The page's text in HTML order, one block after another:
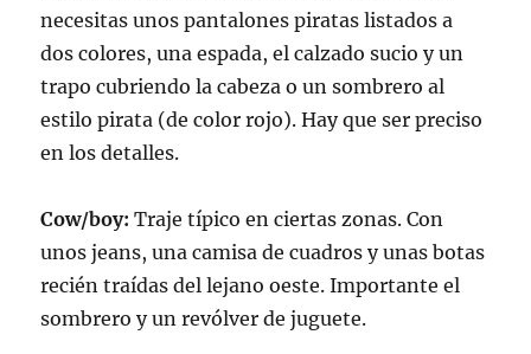
necesitas unos pantalones piratas listados a
dos colores, una espada, el calzado sucio y un
trapo cubriendo la cabeza o un sombrero al
estilo pirata (de color rojo). Hay que ser preciso
en los detalles.
Cow/boy: Traje típico en ciertas zonas. Con
unos jeans, una camisa de cuadros y unas botas
recién traídas del lejano oeste. Importante el
sombrero y un revólver de juguete.